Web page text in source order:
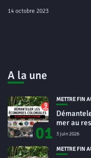
14 octobre 2023
A la une
01
METTRE FIN
mer au
3 juin 2026
METTRE FIN